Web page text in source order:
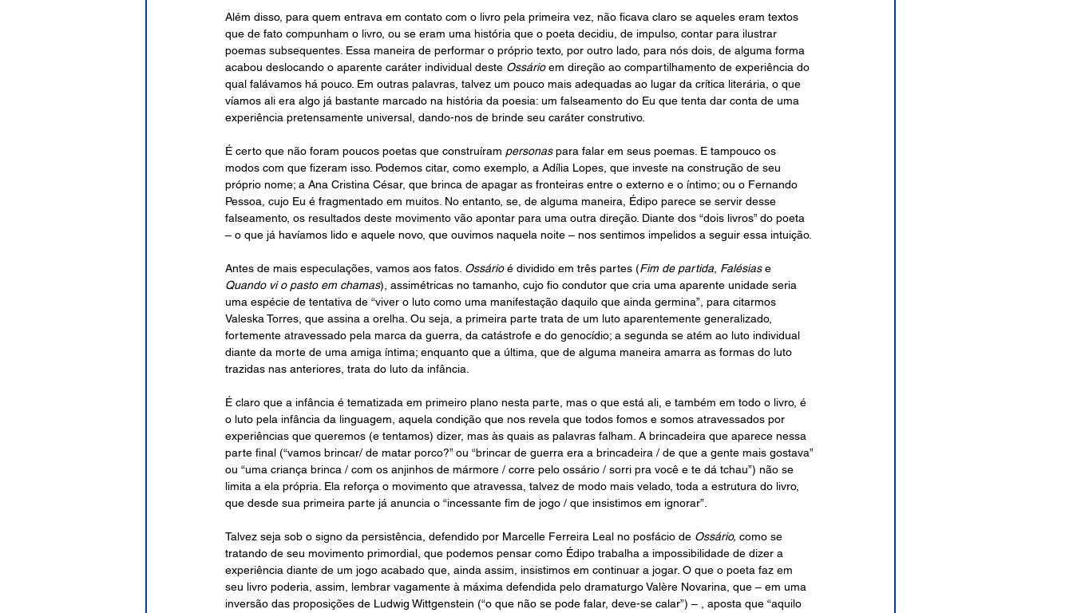
Além disso, para quem entrava em contato com o livro pela primeira vez, não ficava claro se aqueles eram textos
que de fato compunham o livro, ou se eram uma história que o poeta decidiu, de impulso, contar para ilustrar
poemas subsequentes. Essa maneira de performar o próprio texto, por outro lado, para nós dois, de alguma forma
acabou deslocando o aparente caráter individual deste Ossário em direção ao compartilhamento de experiência do
qual falávamos há pouco. Em outras palavras, talvez um pouco mais adequadas ao lugar da crítica literária, o que
víamos ali era algo já bastante marcado na história da poesia: um falseamento do Eu que tenta dar conta de uma
experiência pretensamente universal, dando-nos de brinde seu caráter construtivo.
É certo que não foram poucos poetas que construíram personas para falar em seus poemas. E tampouco os
modos com que fizeram isso. Podemos citar, como exemplo, a Adília Lopes, que investe na construção de seu
próprio nome; a Ana Cristina César, que brinca de apagar as fronteiras entre o externo e o íntimo; ou o Fernando
Pessoa, cujo Eu é fragmentado em muitos. No entanto, se, de alguma maneira, Édipo parece se servir desse
falseamento, os resultados deste movimento vão apontar para uma outra direção. Diante dos “dois livros” do poeta
– o que já havíamos lido e aquele novo, que ouvimos naquela noite – nos sentimos impelidos a seguir essa intuição.
Antes de mais especulações, vamos aos fatos. Ossário é dividido em três partes (Fim de partida Falésias e
Quando vi o pasto em chamas), assimétricas no tamanho, cujo fio condutor que cria uma aparente unidade seria
uma espécie de tentativa de “viver o luto como uma manifestação daquilo que ainda germina”, para citarmos
Valeska Torres, que assina a orelha. Ou seja, a primeira parte trata de um luto aparentemente generalizado,
fortemente atravessado pela marca da guerra, da catástrofe e do genocídio; a segunda se atém ao luto individual
diante da morte de uma amiga íntima; enquanto que a última, que de alguma maneira amarra as formas do luto
trazidas nas anteriores, trata do luto da infância.
É claro que a infância é tematizada em primeiro plano nesta parte, mas o que está ali, e também em todo o livro, é
o luto pela infância da linguagem, aquela condição que nos revela que todos fomos e somos atravessados por
experiências que queremos (e tentamos) dizer, mas às quais as palavras falham. A brincadeira que aparece nessa
parte final (“vamos brincar/ de matar porco?” ou “brincar de guerra era a brincadeira / de que a gente mais gostava”
ou “uma criança brinca / com os anjinhos de mármore / corre pelo ossário / sorri pra você e te dá tchau”) não se
limita a ela própria. Ela reforça o movimento que atravessa, talvez de modo mais velado, toda a estrutura do livro,
que desde sua primeira parte já anuncia o “incessante fim de jogo / que insistimos em ignorar”.
Talvez seja sob o signo da persistência, defendido por Marcelle Ferreira Leal no posfácio de Ossário, como se
tratando de seu movimento primordial, que podemos pensar como Édipo trabalha a impossibilidade de dizer a
experiência diante de um jogo acabado que, ainda assim, insistimos em continuar a jogar. O que o poeta faz em
seu livro poderia, assim, lembrar vagamente à máxima defendida pelo dramaturgo Valère Novarina, que ­– em uma
inversão das proposições de Ludwig Wittgenstein (“o que não se pode falar, deve-se calar”) – , aposta que “aquilo